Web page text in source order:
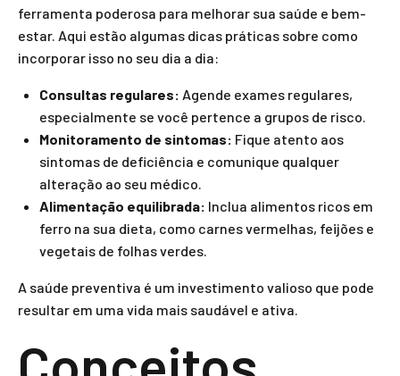
ferramenta poderosa para melhorar sua saúde e bem-
estar. Aqui estão algumas dicas práticas sobre como
incorporar isso no seu dia a dia:
Consultas regulares: Agende exames regulares,
especialmente se você pertence a grupos de risco.
Monitoramento de sintomas: Fique atento aos
sintomas de deficiência e comunique qualquer
alteração ao seu médico.
Alimentação equilibrada: Inclua alimentos ricos em
ferro na sua dieta, como carnes vermelhas, feijões e
vegetais de folhas verdes.
A saúde preventiva é um investimento valioso que pode
resultar em uma vida mais saudável e ativa.